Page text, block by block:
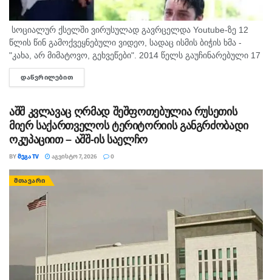
სოციალურ ქსელში ვირუსულად გავრცელდა Youtube-ზე 12
წლის წინ გამოქვეყნებული ვიდეო, სადაც ისმის ბიჭის ხმა -
"კახა, არ მიმატოვო, გეხვეწები". 2014 წელს გაუჩინარებული 17
წლის გურამ დადიანიძის დედა, სოფიო ბიბილაშვილი
აცხადებს,...
ᲓᲐᲬᲕᲠᲘᲚᲔᲑᲘᲗ
აშშ კვლავაც ღრმად შეშფოთებულია რუსეთის
მიერ საქართველოს ტერიტორიის განგრძობადი
ოკუპაციით – აშშ-ის საელჩო
BYᲛᲔᲒᲐ TV ᲐᲒᲕᲘᲡᲢᲝ 7, 2026 0
ᲛᲗᲐᲕᲐᲠᲘ